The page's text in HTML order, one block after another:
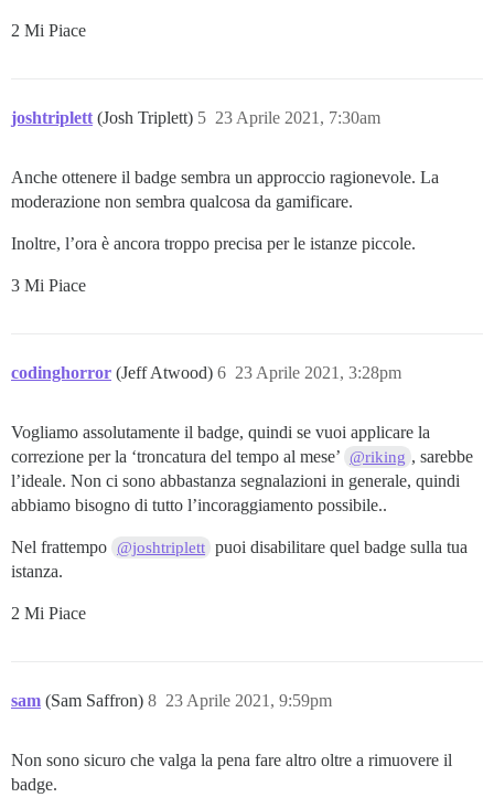
2 Mi Piace
joshtriplett (Josh Triplett) 23 Aprile 2021, 7:30am
5
Anche ottenere il badge sembra un approccio ragionevole. La
moderazione non sembra qualcosa da gamificare.
Inoltre, l’ora è ancora troppo precisa per le istanze piccole.
3 Mi Piace
codinghorror (Jeff Atwood) 23 Aprile 2021, 3:28pm
6
Vogliamo assolutamente il badge, quindi se vuoi applicare la
correzione per la ‘troncatura del tempo al mese’ @riking , sarebbe
l’ideale. Non ci sono abbastanza segnalazioni in generale, quindi
abbiamo bisogno di tutto l’incoraggiamento possibile..
Nel frattempo @joshtriplett puoi disabilitare quel badge sulla tua
istanza.
2 Mi Piace
sam (Sam Saffron) 23 Aprile 2021, 9:59pm
8
Non sono sicuro che valga la pena fare altro oltre a rimuovere il
badge.